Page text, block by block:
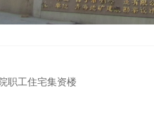
职工住宅集资楼